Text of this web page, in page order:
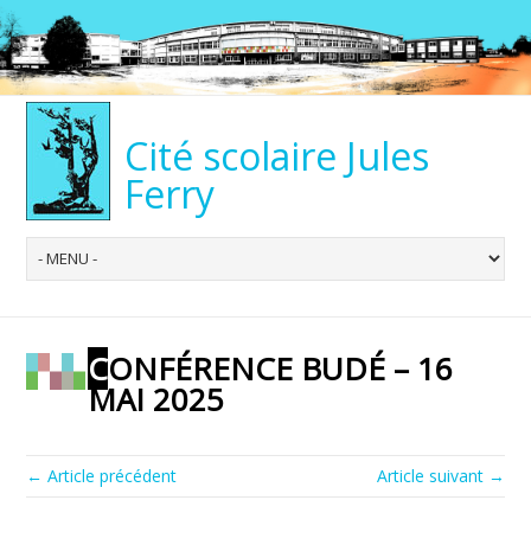
Cité scolaire Jules
Ferry
CONFÉRENCE BUDÉ – 16
MAI 2025
← Article précédent Article suivant →